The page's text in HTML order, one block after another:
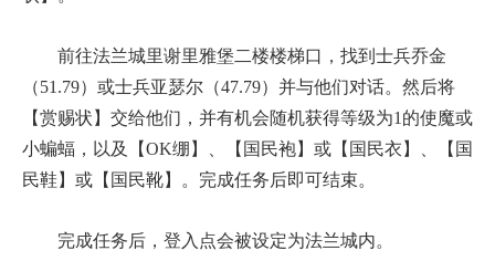
前往法兰城里谢里雅堡二楼楼梯口，找到士兵乔金
（51.79）或士兵亚瑟尔（47.79）并与他们对话。然后将
【赏赐状】交给他们，并有机会随机获得等级为1的使魔或
小蝙蝠，以及【OK绷】、【国民袍】或【国民衣】、【国
民鞋】或【国民靴】。完成任务后即可结束。
完成任务后，登入点会被设定为法兰城内。